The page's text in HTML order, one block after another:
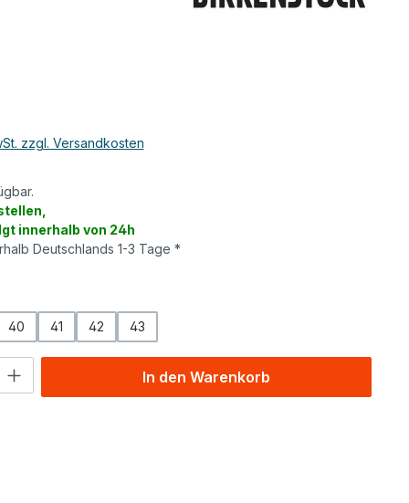
zzgl. Versandkosten
innerhalb von 24h
Deutschlands 1-3 Tage *
40 41 42 43
Gib den gewünschten Wert ein oder benutze die Schaltflächen
In den Warenkorb